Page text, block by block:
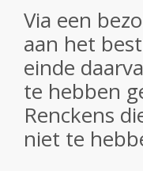
Via een
aan het
einde
te hebben
Renckens
niet te